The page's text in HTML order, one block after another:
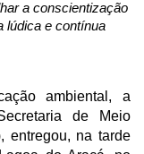
a conscientização
lúdica e contínua
ambiental, a
de Meio
entregou, na tarde